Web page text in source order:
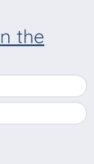
the